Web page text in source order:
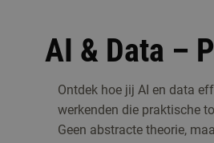
AI & Data –
Ontdek hoe jij AI en data
werkenden die praktische
Geen abstracte theorie,